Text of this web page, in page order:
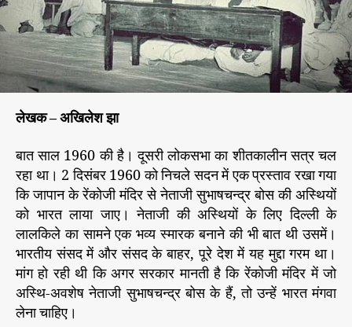
r
जी
का
स्मा
र
क
ने
का
प्र
स्ता
क्यों
ठु
क
रा
लेखक – अखिलेश झा
बात साल 1960 की है। दूसरी लोकसभा का शीतकालीन सत्र चल
रहा था। 2 दिसंबर 1960 को निचले सदन में एक प्रस्ताव रखा गया
कि जापान के रेंकोजी मंदिर से नेताजी सुभाषचन्द्र बोस की अस्थियों
को भारत लाया जाए। नेताजी की अस्थियों के लिए दिल्ली के
लालकिले का सामने एक भव्य स्मारक बनाने की भी बात थी उसमें।
भारतीय संसद में और संसद के बाहर, पूरे देश में यह मुद्दा गरम था।
मांग हो रही थी कि अगर सरकार मानती है कि रेंकोजी मंदिर में जो
अस्थि-अवशेष नेताजी सुभाषचन्द्र बोस के हैं, तो उन्हें भारत मंगवा
लेना चाहिए।